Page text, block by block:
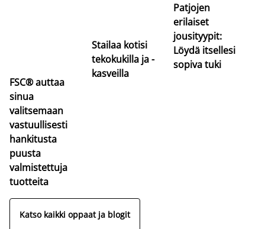
FSC® auttaa
sinua
valitsemaan
vastuullisesti
hankitusta
puusta
valmistettuja
tuotteita
Stailaa kotisi
tekokukilla ja -
kasveilla
Patjojen
erilaiset
jousityypit:
Löydä itsellesi
sopiva tuki
Katso kaikki oppaat ja blogit